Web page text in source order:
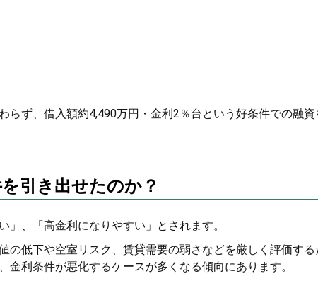
らず、借入額約4,490万円・金利2％台という好条件での融資
引き出せたのか？
、「高金利になりやすい」とされます。
の低下や空室リスク、賃貸需要の弱さなどを厳しく評価する
利条件が悪化するケースが多くなる傾向にあります。